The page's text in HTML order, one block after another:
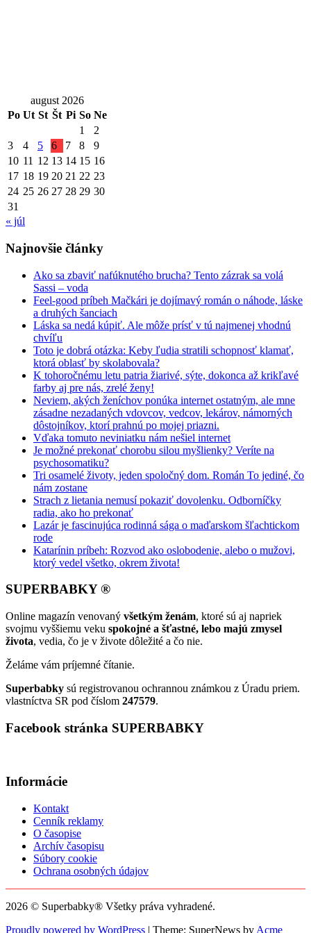
august 2026
Po Ut St Št Pi So Ne
1
2
3
4 5 6 7 8
9
10 11 12 13 14 15 16
17 18 19 20 21 22 23
24 25 26 27 28 29 30
31
« júl
Najnovšie články
Ako sa zbaviť nafúknutého brucha? Tento zázrak sa volá
Sassi – voda
Feel-good príbeh Mačkári je dojímavý román o náhode, láske
a druhých šanciach
Láska sa nedá kúpiť. Ale môže prísť v tú najmenej vhodnú
chvíľu
Toto je dobrá otázka: Keby ľudia stratili schopnosť klamať,
ktorá oblasť by skolabovala?
K tohoročnému letu patria žiarivé, sýte, dokonca až krikľavé
farby aj pre nás, zrelé ženy!
Neviem, akých ženíchov ponúka internet ostatným, ale mne
zásadne nezadaných vdovcov, vedcov, lekárov, námorných
dôstojníkov, ktorí prahnú po mojej priazni.
Vďaka tomuto neviniatku nám nešiel internet
Je možné prekonať chorobu silou myšlienky? Veríte na
psychosomatiku?
Tri osamelé životy, jeden spoločný dom. Román To jediné, čo
nám zostane
Strach z lietania nemusí pokaziť dovolenku. Odborníčky
radia, ako ho prekonať
Lazár je fascinujúca rodinná sága o maďarskom šľachtickom
rode
Katarínin príbeh: Rozvod ako oslobodenie, alebo o mužovi,
ktorý vedel všetko, okrem života!
SUPERBABKY ®
Online magazín venovaný všetkým ženám, ktoré sú aj napriek
svojmu vyššiemu veku spokojné a šťastné, lebo majú zmysel
života, vedia, čo je v živote dôležité a čo nie.
Želáme vám príjemné čítanie.
Superbabky sú registrovanou ochrannou známkou z Úradu priem.
vlastníctva SR pod číslom 247579.
Facebook stránka SUPERBABKY
Informácie
Kontakt
Cenník reklamy
O časopise
Archív časopisu
Súbory cookie
Ochrana osobných údajov
2026 © Superbabky® Všetky práva vyhradené.
Proudly powered by WordPress | Theme: SuperNews by Acme